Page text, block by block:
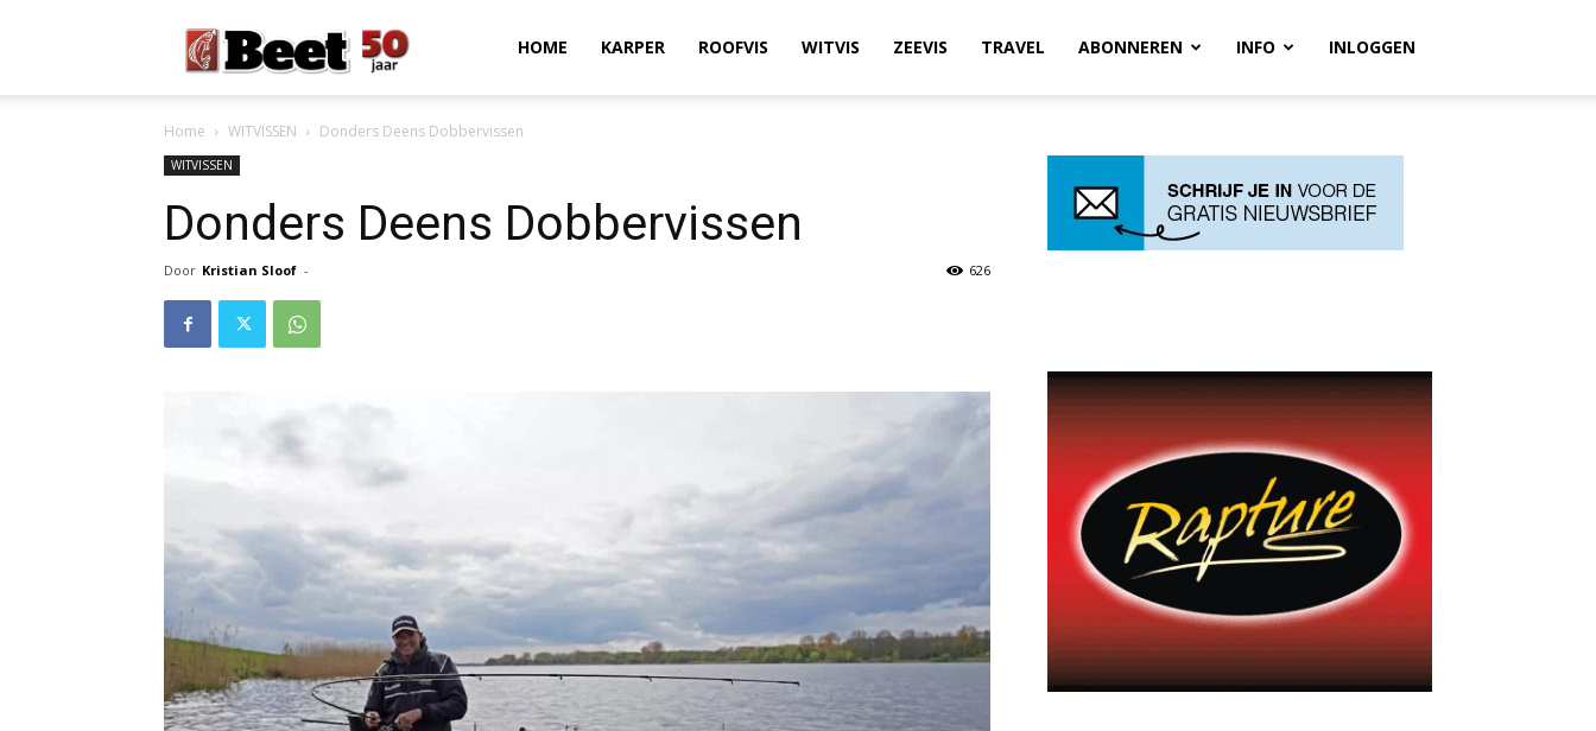
Magazine
HOME KARPER ROOFVIS WITVIS ZEEVIS TRAVEL ABONNEREN INFO INLOGGEN
Home WITVISSEN Donders Deens Dobbervissen
WITVISSEN
Donders Deens Dobbervissen
Door Kristian Sloof - 626